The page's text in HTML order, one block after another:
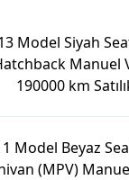
Model Siyah
Manuel
190000 km
Model Beyaz
(MPV)